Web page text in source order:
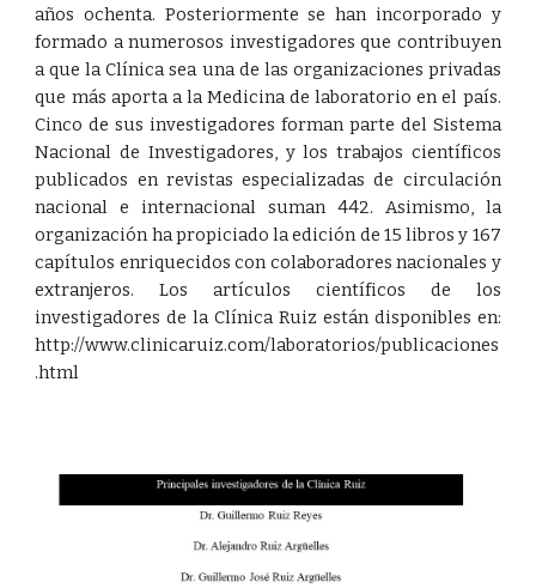
años ochenta. Posteriormente se han incorporado y
formado a numerosos investigadores que contribuyen
a que la Clínica sea una de las organizaciones privadas
que más aporta a la Medicina de laboratorio en el país.
Cinco de sus investigadores forman parte del Sistema
Nacional de Investigadores, y los trabajos científicos
publicados en revistas especializadas de circulación
nacional e internacional suman 442. Asimismo, la
organización ha propiciado la edición de 15 libros y 167
capítulos enriquecidos con colaboradores nacionales y
extranjeros. Los artículos científicos de los
investigadores de la Clínica Ruiz están disponibles en:
http://www.clinicaruiz.com/laboratorios/publicaciones
.html